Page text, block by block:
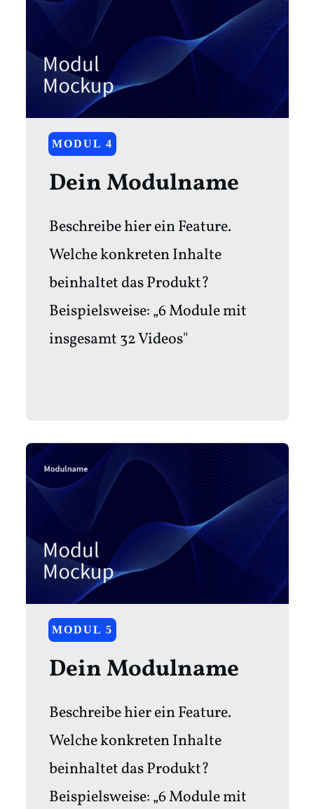
MODUL 4
Dein Modulname
Beschreibe hier ein Feature.
Welche konkreten Inhalte
beinhaltet das Produkt?
Beispielsweise: „6 Module mit
insgesamt 32 Videos"
MODUL 5
Dein Modulname
Beschreibe hier ein Feature.
Welche konkreten Inhalte
beinhaltet das Produkt?
Beispielsweise: „6 Module mit